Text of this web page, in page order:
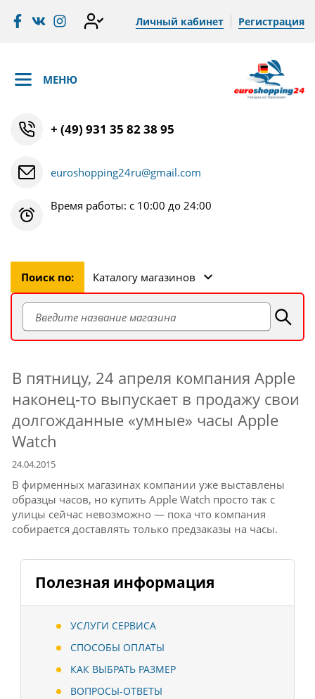
Личный кабинет Регистрация
МЕНЮ
+ (49) 931 35 82 38 95
euroshopping24ru@gmail.com
Время работы: с 10:00 до 24:00
Поиск по: Каталогу магазинов
Полезная информация
УСЛУГИ СЕРВИСА
СПОСОБЫ ОПЛАТЫ
КАК ВЫБРАТЬ РАЗМЕР
ВОПРОСЫ-ОТВЕТЫ
В пятницу, 24 апреля компания Apple
наконец-то выпускает в продажу свои
долгожданные «умные» часы Apple
Watch
24.04.2015
В фирменных магазинах компании уже выставлены
образцы часов, но купить Apple Watch просто так с
улицы сейчас невозможно — пока что компания
собирается доставлять только предзаказы на часы.